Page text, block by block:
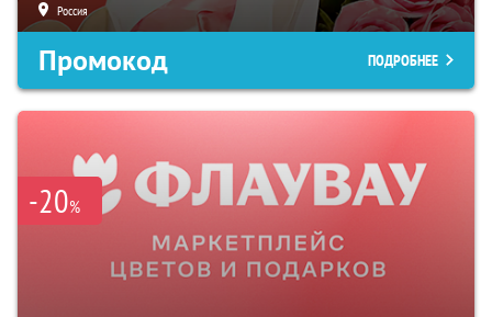
Россия
Промокод ПОДРОБНЕЕ
-20%